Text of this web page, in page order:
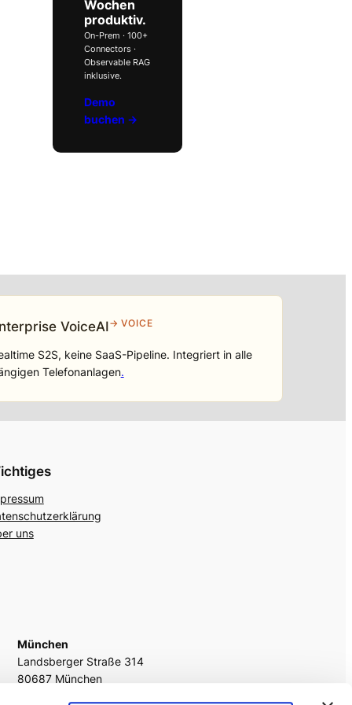
Wochen
produktiv.
On-Prem · 100+
Connectors ·
Observable RAG
inklusive.
Demo
buchen →
VoiceAI→ VOICE
S2S, keine SaaS-Pipeline. Integriert in alle
Telefonanlagen.
uns
München
Landsberger Straße 314
80687 München